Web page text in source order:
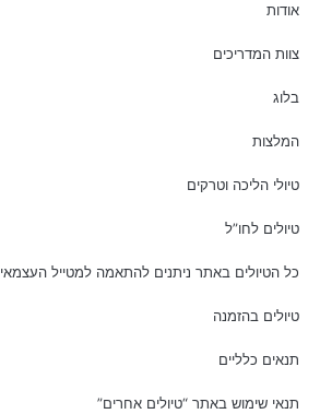
אודות
צוות המדריכים
בלוג
המלצות
טיולי הליכה וטרקים
טיולים לחו”ל
כל הטיולים באתר ניתנים להתאמה למטייל העצמאי
טיולים בהזמנה
תנאים כלליים
תנאי שימוש באתר “טיולים אחרים”